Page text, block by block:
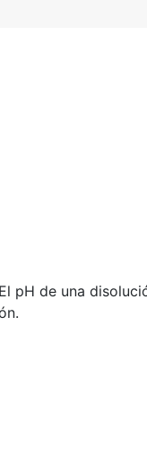
pH de una